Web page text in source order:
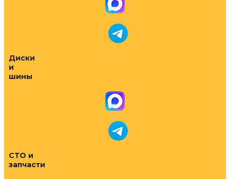
Диски
и
шины
СТО и
запчасти